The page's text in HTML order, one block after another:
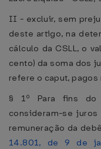
II - excluir, sem
deste artigo, na
cálculo da CSLL, o
cento) da soma dos
refere o caput,
§ 1º Para fins
consideram-se
remuneração da
14.801, de 9 de